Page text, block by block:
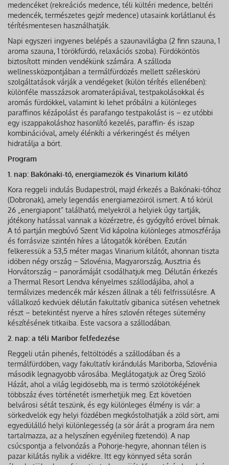
medencéket (rekreációs medence, téli kültéri medence, beltéri
medencék, természetes gejzír medence) utasaink korlátlanul és
térítésmentesen használhatják.
Napi egyszeri ingyenes belépés a szaunavilágba (2 finn szauna, 1
aroma szauna, 1 törökfürdő, relaxációs szoba). Fürdőköntös
biztosított minden vendékünk számára. A szálloda
wellnessközpontjában a termálfürdőzés mellett széleskörű
szolgáltatások várják a vendégeket (külön térítés ellenében):
különféle masszázsok aromaterápiával, testpakolásokkal és
aromás fürdőkkel, valamint ki lehet próbálni a különleges
paraffinos kézápolást és parafango testpakolást is – ez utóbbi
egy iszappakoláshoz hasonlító kezelés, paraffin- és iszap
kombinációval, amely élénkíti a vérkeringést és mélyen
hidratálja a bőrt.
Program
1. nap: Bakónaki-tó, energiamezők és Vinarium kilátó
Kora reggeli indulás Budapestről, majd érkezés a Bakónaki-tóhoz
(Dobronak), amely legendás energiamezőiről ismert. A tó körül
26 „energiapont” található, melyekről a helyiek úgy tartják,
jótékony hatással vannak a közérzetre, és gyógyító erővel bírnak.
A tó partján megbúvó Szent Vid kápolna különleges atmoszférája
és forrásvize szintén híres a látogatók körében. Ezután
felkeressük a 53,5 méter magas Vinarium kilátót, ahonnan tiszta
időben négy ország – Szlovénia, Magyarország, Ausztria és
Horvátország – panorámáját csodálhatjuk meg. Délután érkezés
a Thermal Resort Lendva kényelmes szállodájába, ahol a
termálvizes medencék már készen állnak a téli felfrissülésre. A
vállalkozó kedvűek délután fakultatív gibanica sütésen vehetnek
részt – betekintést nyerve a híres szlovén réteges sütemény
készítésének titkaiba. Este vacsora a szállodában.
2. nap: a téli Maribor felfedezése
Reggeli után pihenés, feltöltődés a szállodában és a
termálfürdőben, vagy fakultatív kirándulás Mariborba, Szlovénia
második legnagyobb városába. Meglátogatjuk az Öreg Szőlő
Házát, ahol a világ legidősebb, ma is termő szőlőtőkéjének
többszáz éves történetét ismerhetjük meg. Ezt követően
belvárosi sétát teszünk, és egy különleges élmény is vár: a
sörkedvelők egy helyi főzdében megkóstolhatják a zöld sört, ami
egyedülálló helyi különlegesség (a sör árát a program ára nem
tartalmazza, az a helyszínen egyénileg fizetendő). A nap
csúcspontja a felvonózás a Pohorje-hegyre, ahonnan télen is
pazar kilátás nyílik a vidékre. Itt egy könnyed séta során